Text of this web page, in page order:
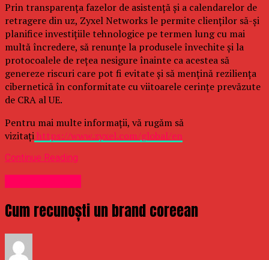
Prin transparența fazelor de asistență și a calendarelor de
retragere din uz, Zyxel Networks le permite clienților să-și
planifice investițiile tehnologice pe termen lung cu mai
multă încredere, să renunțe la produsele învechite și la
protocoalele de rețea nesigure înainte ca acestea să
genereze riscuri care pot fi evitate și să mențină reziliența
cibernetică în conformitate cu viitoarele cerințe prevăzute
de CRA al UE.
Pentru mai multe informații, vă rugăm să
vizitațihttps://www.zyxel.com/global/en
Continue Reading
Cum recunoști un brand coreean